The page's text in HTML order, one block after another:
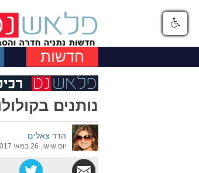
חדשות
נותנים
הדר צאלים
יום שישי, 26 במאי 2017, 08:48